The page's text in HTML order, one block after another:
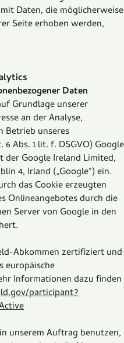
Daten, die möglicherweise
Seite erhoben werden,
Daten
Grundlage unserer
an der Analyse,
unseres
Abs. 1 lit. f. DSGVO) Google
der Google Ireland Limited,
4, Irland („Google“) ein.
das Cookie erzeugten
Onlineangebotes durch die
Server von Google in den
Abkommen zertifiziert und
europäische
Informationen dazu finden
participant?
unserem Auftrag benutzen,